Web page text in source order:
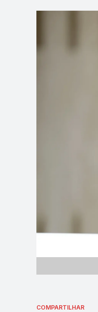
COMPARTILHAR